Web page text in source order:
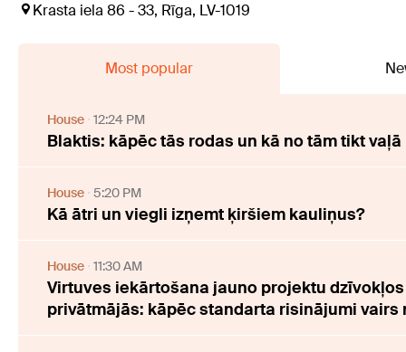
Krasta iela 86 - 33, Rīga, LV-1019
Most popular
House 12:24 PM
Blaktis: kāpēc tās rodas un kā no tām tikt vaļā
House 5:20 PM
Kā ātri un viegli izņemt ķiršiem kauliņus?
House 11:30 AM
Virtuves iekārtošana jauno projektu
privātmājās: kāpēc standarta risinājumi vairs